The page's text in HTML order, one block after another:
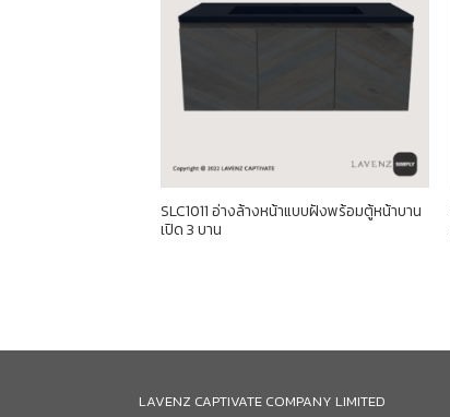
SLC1011 อ่างล้างหน้าแบบฝังพร้อมตู้หน้าบาน
เปิด 3 บาน
LAVENZ CAPTIVATE COMPANY LIMITED